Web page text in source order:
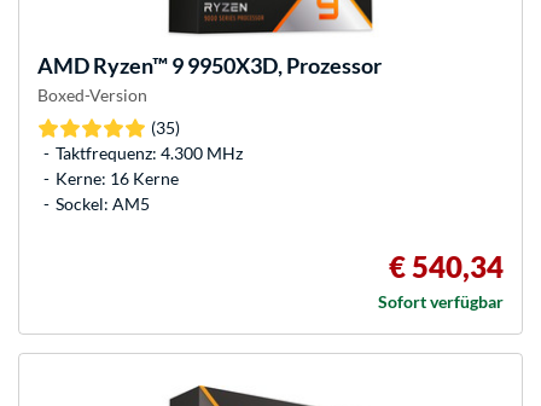
AMDRyzen™ 9 9950X3D, Prozessor
Boxed-Version
(35)
Taktfrequenz: 4.300 MHz
Kerne: 16 Kerne
Sockel: AM5
€ 540,34
Sofort verfügbar